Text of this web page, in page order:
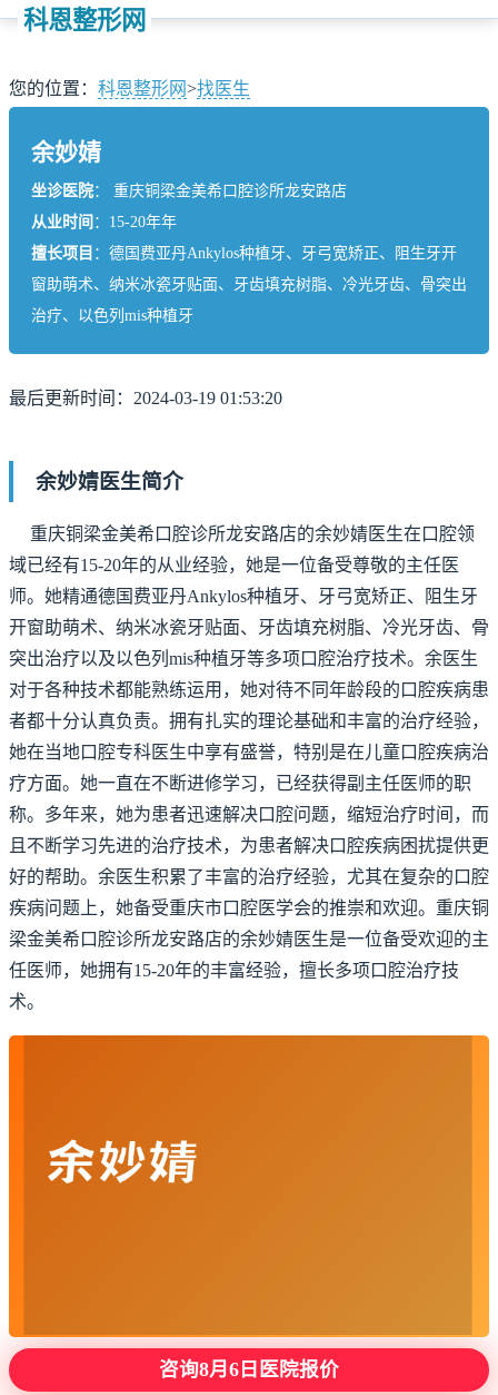
科恩整形网
您的位置： 科恩整形网>找医生
余妙婧
坐诊医院： 重庆铜梁金美希口腔诊所龙安路店
从业时间 ：15-20年年
擅长项目 ：德国费亚丹Ankylos种植牙、牙弓宽矫正、阻生牙开
窗助萌术、纳米冰瓷牙贴面、牙齿填充树脂、冷光牙齿、骨突出
治疗、以色列mis种植牙
最后更新时间：2024-03-19 01:53:20
余妙婧医生简介
重庆铜梁金美希口腔诊所龙安路店的余妙婧医生在口腔领
域已经有15-20年的从业经验，她是一位备受尊敬的主任医
师。她精通德国费亚丹Ankylos种植牙、牙弓宽矫正、阻生牙
开窗助萌术、纳米冰瓷牙贴面、牙齿填充树脂、冷光牙齿、骨
突出治疗以及以色列mis种植牙等多项口腔治疗技术。余医生
对于各种技术都能熟练运用，她对待不同年龄段的口腔疾病患
者都十分认真负责。拥有扎实的理论基础和丰富的治疗经验，
她在当地口腔专科医生中享有盛誉，特别是在儿童口腔疾病治
疗方面。她一直在不断进修学习，已经获得副主任医师的职
称。多年来，她为患者迅速解决口腔问题，缩短治疗时间，而
且不断学习先进的治疗技术，为患者解决口腔疾病困扰提供更
好的帮助。余医生积累了丰富的治疗经验，尤其在复杂的口腔
疾病问题上，她备受重庆市口腔医学会的推崇和欢迎。重庆铜
梁金美希口腔诊所龙安路店的余妙婧医生是一位备受欢迎的主
任医师，她拥有15-20年的丰富经验，擅长多项口腔治疗技
术。
咨询8月6日医院报价